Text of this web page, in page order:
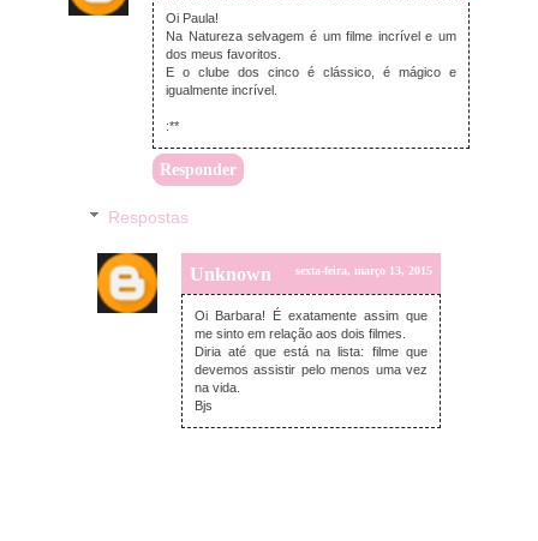
Oi Paula!
Na Natureza selvagem é um filme incrível e um
dos meus favoritos.
E o clube dos cinco é clássico, é mágico e
igualmente incrível.
:**
Responder
Respostas
Unknown sexta-feira, março 13, 2015
Oi Barbara! É exatamente assim que
me sinto em relação aos dois filmes.
Diria até que está na lista: filme que
devemos assistir pelo menos uma vez
na vida.
Bjs